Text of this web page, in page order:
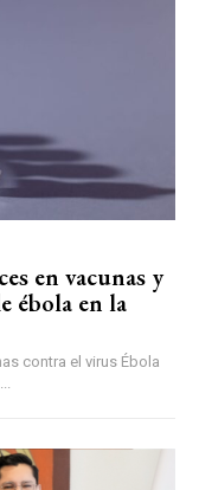
en vacunas y
ébola en la
contra el virus Ébola